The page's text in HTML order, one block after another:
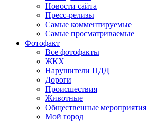
Новости сайта
Пресс-релизы
Самые комментируемые
Самые просматриваемые
Фотофакт
Все фотофакты
ЖКХ
Нарушители ПДД
Дороги
Происшествия
Животные
Общественные мероприятия
Мой город